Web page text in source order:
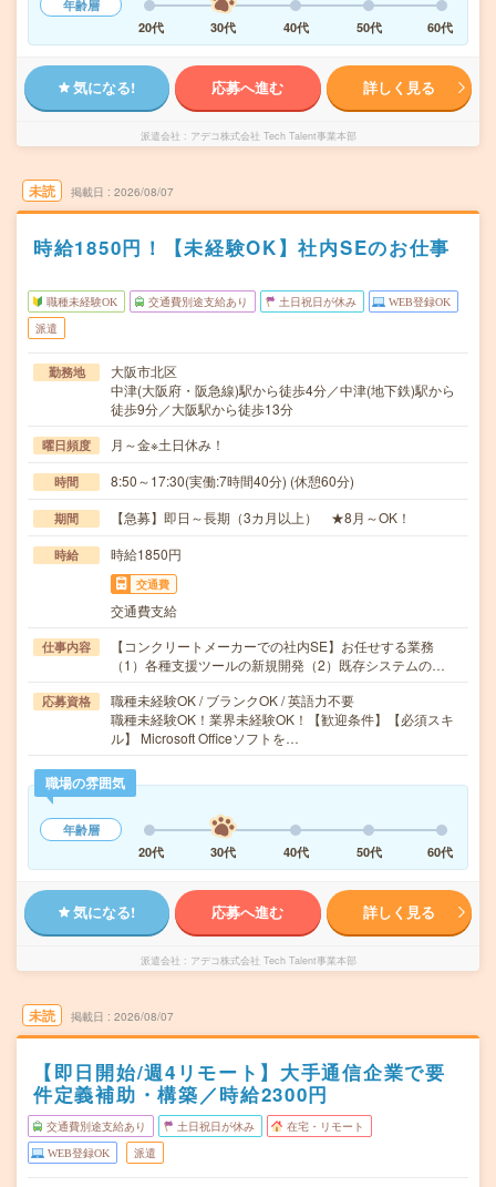
年齢層
20代
30代 40代 50代 60代
気になる! 応募へ進む 詳しく見る
派遣会社 アデコ株式会社 Tech Talent事業本部
未読 掲載日 2026/08/07
時給1850円！【未経験OK】社内SEのお仕事
職種未経験OK 交通費別途支給あり 土日祝日が休み WEB登録OK
派遣
勤務地
大阪市北区
中津(大阪府・阪急線)駅から徒歩4分／中津(地下鉄)駅から
徒歩9分／大阪駅から徒歩13分
曜日頻度 月～金※土日休み！
時間 8:50～17:30(実働:7時間40分) (休憩60分)
期間 【急募】即日～長期（3カ月以上） ★8月～OK！
時給 時給1850円
交通費
交通費支給
仕事内容
【コンクリートメーカーでの社内SE】お任せする業務
（1）各種支援ツールの新規開発（2）既存システムの…
応募資格
職種未経験OK / ブランクOK / 英語力不要
職種未経験OK！業界未経験OK！【歓迎条件】【必須スキ
ル】 Microsoft Officeソフトを…
職場の雰囲気
年齢層
20代
30代 40代 50代 60代
気になる! 応募へ進む 詳しく見る
派遣会社 アデコ株式会社 Tech Talent事業本部
未読 掲載日 2026/08/07
【即日開始/週4リモート】大手通信企業で要
件定義補助・構築／時給2300円
交通費別途支給あり 土日祝日が休み 在宅・リモート
WEB登録OK 派遣